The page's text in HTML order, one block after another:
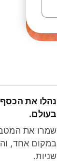
נהלו את
בעולם.
שמרו את
במקום אחד,
שניות.